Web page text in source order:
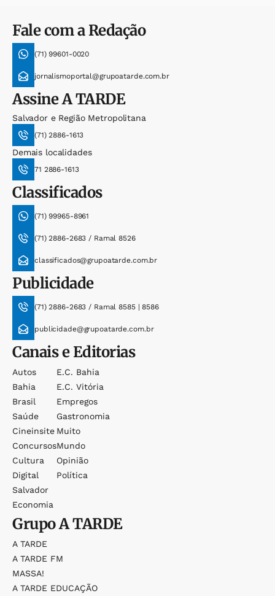
Fale com a Redação
(71) 99601-0020
jornalismoportal@grupoatarde.com.br
AssineA TARDE
Salvador e Região Metropolitana
(71) 2886-1613
Demais localidades
71 2886-1613
Classificados
(71) 99965-8961
(71) 2886-2683 / Ramal 8526
classificados@grupoatarde.com.br
Publicidade
(71) 2886-2683 / Ramal 8585 | 8586
publicidade@grupoatarde.com.br
Canais e Editorias
Autos
Bahia
Brasil
Saúde
Cineinsite
Concursos
Cultura
Digital
Salvador
Economia
E.c. Bahia
E.c. Vitória
Empregos
Gastronomia
Muito
Mundo
Opinião
Política
GrupoA TARDE
A TARDE
A TARDE FM
MASSA!
A TARDE EDUCAÇÃO